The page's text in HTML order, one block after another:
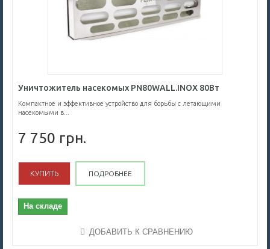
Уничтожитель насекомых PN80WALL.INOX 80Вт
Компактное и эффективное устройство для борьбы с летающими
насекомыми в...
7 750 грн.
КУПИТЬ ПОДРОБНЕЕ
На складе
ДОБАВИТЬ К СРАВНЕНИЮ